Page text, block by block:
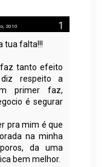
2010
tua falta!!!
tanto efeito
respeito a
primer faz,
é segurar
pra mim é que
na minha
da uma
bem melhor.